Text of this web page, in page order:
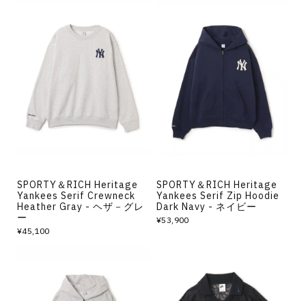
SPORTY＆RICH Heritage
Yankees Serif Crewneck
Heather Gray - ヘザ－グレ
ー
¥45,100
SPORTY＆RICH Heritage
Yankees Serif Zip Hoodie
Dark Navy - ネイビー
¥53,900